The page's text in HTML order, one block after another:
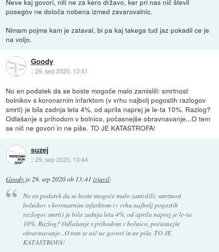
posegov ne določa nobena izmed zavarovalnic.
Nimam pojma kam je zataval, bi pa kaj takega tud jaz pokadil ce je
na voljo.
Goody
::29. sep 2020, 13:41
No en podatek da se boste mogoče malo zamislili: smrtnost
bolnikov s koronarnim infarktom (v vrhu najbolj pogostih razlogov
smrti) je bila zadnja leta 4%, od aprila naprej je le-ta 10%. Razlog?
Odlašanje s prihodom v bolnico, počasnejše obravnavanje...O tem
se nič ne govori in ne piše. TO JE KATASTROFA!
suzej
::29. sep 2020, 13:44
Goody je29. sep 2020 ob 13:41 izjavil:
No en podatek da se boste mogoče malo zamislili: smrtnost
bolnikov s koronarnim infarktom (v vrhu najbolj pogostih
razlogov smrti) je bila zadnja leta 4%, od aprila naprej je le-ta
10%. Razlog? Odlašanje s prihodom v bolnico, počasnejše
obravnavanje...O tem se nič ne govori in ne piše. TO JE
KATASTROFA!